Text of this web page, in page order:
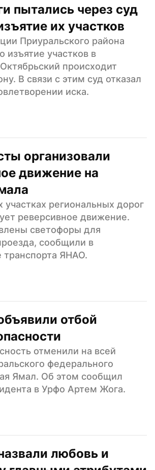
пытались через суд
их участков
Приуральского района
изъятие участков в
происходит
В связи с этим суд отказал
иска.
организовали
движение на
участках региональных дорог
реверсивное движение.
светофоры для
сообщили в
транспорта ЯНАО.
отбой
отменили на всей
федерального
Ямал. Об этом сообщил
в Урфо Артем Жога.
любовь и